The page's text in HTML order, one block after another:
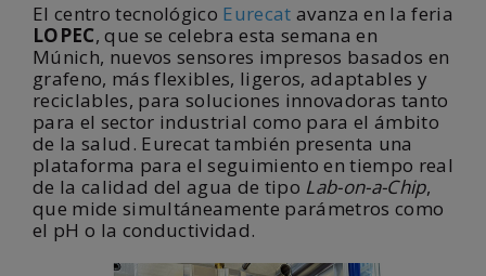
El centro tecnológico Eurecatavanza en la feria
LOPEC, que se celebra esta semana en
Múnich, nuevos sensores impresos basados en
grafeno, más flexibles, ligeros, adaptables y
reciclables, para soluciones innovadoras tanto
para el sector industrial como para el ámbito
de la salud. Eurecat también presenta una
plataforma para el seguimiento en tiempo real
de la calidad del agua de tipo Lab-on-a-Chip,
que mide simultáneamente parámetros como
el pH o la conductividad.